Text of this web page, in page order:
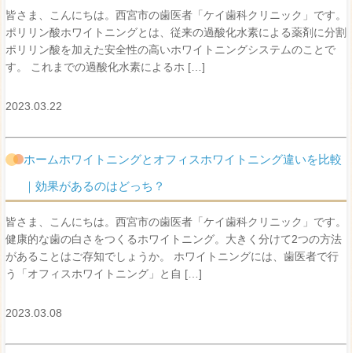
皆さま、こんにちは。西宮市の歯医者「ケイ歯科クリニック」です。
ポリリン酸ホワイトニングとは、従来の過酸化水素による薬剤に分割
ポリリン酸を加えた安全性の高いホワイトニングシステムのことで
す。 これまでの過酸化水素によるホ […]
2023.03.22
ホームホワイトニングとオフィスホワイトニング違いを比較
｜効果があるのはどっち？
皆さま、こんにちは。西宮市の歯医者「ケイ歯科クリニック」です。
健康的な歯の白さをつくるホワイトニング。大きく分けて2つの方法
があることはご存知でしょうか。 ホワイトニングには、歯医者で行
う「オフィスホワイトニング」と自 […]
2023.03.08